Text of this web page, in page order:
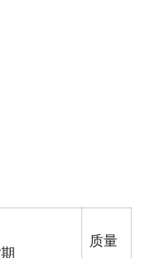
质量